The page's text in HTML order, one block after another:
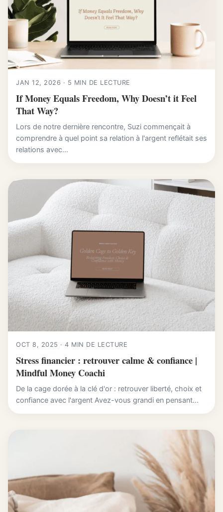
JAN 12, 2026 · 5 MIN DE LECTURE
If Money Equals Freedom, Why Doesn’t it Feel
That Way?
Lors de notre dernière rencontre, Suzi commençait à
comprendre à quel point sa relation à l'argent reflétait ses
relations avec...
OCT 8, 2025 · 4 MIN DE LECTURE
Stress financier : retrouver calme & confiance |
Mindful Money Coachi
De la cage dorée à la clé d'or : retrouver liberté, choix et
confiance avec l'argent Avez-vous grandi en pensant...